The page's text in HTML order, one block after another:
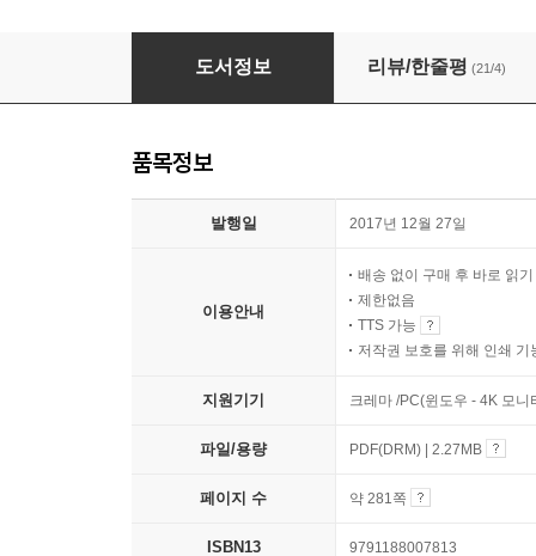
지금 내 아이 사춘기 처방전
도서정보 리뷰/한줄평 (21/4)
품목정보
발행일 2017년 12월 27일
이용안내
배송 없이 구매 후 바로 읽기
제한없음
TTS 가능
저작권 보호를 위해 인쇄 기
지원기기 크레마 /PC(윈도우 - 4K 모
파일/용량 PDF(DRM) | 2.27MB
페이지 수 약 281쪽
ISBN13 9791188007813